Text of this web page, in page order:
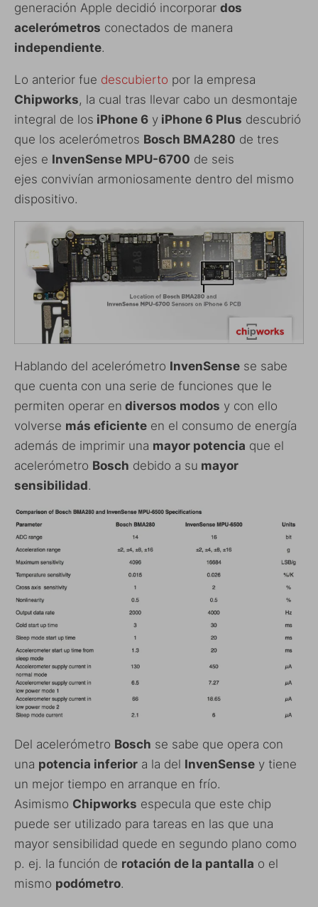
generación Apple decidió incorporar dos
acelerómetros conectados de manera
independiente.
Lo anterior fue descubierto por la empresa
Chipworks, la cual tras llevar cabo un desmontaje
integral de los iPhone 6 y iPhone 6 Plus descubrió
que los acelerómetros Bosch BMA280 de tres
ejes e InvenSense MPU-6700 de seis
ejes convivían armoniosamente dentro del mismo
dispositivo.
Hablando del acelerómetro InvenSense se sabe
que cuenta con una serie de funciones que le
permiten operar en diversos modos y con ello
volverse más eficiente en el consumo de energía
además de imprimir una mayor potencia que el
acelerómetro Bosch debido a su mayor
sensibilidad.
Del acelerómetro Bosch se sabe que opera con
una potencia inferior a la del InvenSense y tiene
un mejor tiempo en arranque en frío.
Asimismo Chipworks especula que este chip
puede ser utilizado para tareas en las que una
mayor sensibilidad quede en segundo plano como
p. ej. la función de rotación de la pantalla o el
mismo podómetro.